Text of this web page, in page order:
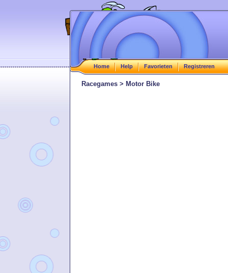
Home Help Favorieten Registreren
Racegames > Motor Bike